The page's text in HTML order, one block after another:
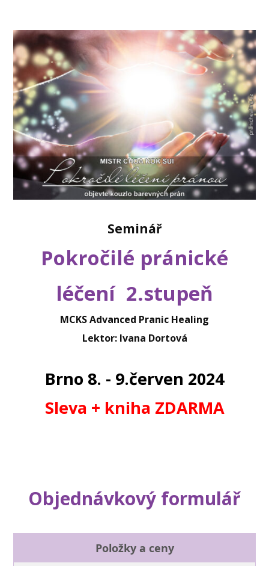
Seminář
Pokročilé pránické
léčení 2.stupeň
MCKS Advanced Pranic Healing
Lektor: Ivana Dortová
Brno 8. - 9.červen 2024
Sleva + kniha ZDARMA
Objednávkový formulář
Položky a ceny